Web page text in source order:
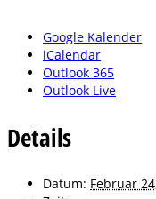
Google Kalender
iCalendar
Outlook 365
Outlook Live
Details
Datum: Februar